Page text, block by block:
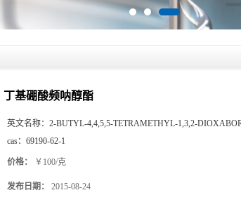
丁基硼酸频呐醇酯
英文名称： 2-BUTYL-4,4,5,5-TETRAMETHYL-1,3,2-
cas： 69190-62-1
价格： ￥100/克
发布日期： 2015-08-24